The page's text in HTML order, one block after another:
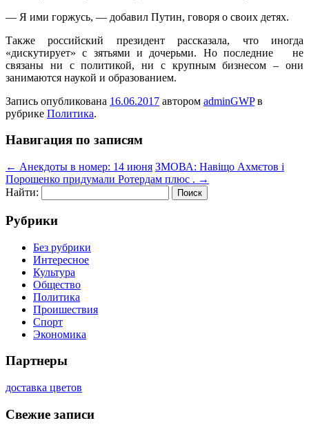
— Я ими горжусь, — добавил Путин, говоря о своих детях.
Также российский президент рассказала, что иногда
«дискутирует» с зятьями и дочерьми. Но последние не
связаны ни с политикой, ни с крупным бизнесом – они
занимаются наукой и образованием.
Запись опубликована 16.06.2017 автором adminGWPв
рубрике Политика.
Навигация по записям
← Анекдоты в номер: 14 июня ЗМОВА: Навіщо Ахмєтов і
Порошенко придумали Ротердам плюс . →
Найти:
Рубрики
Без рубрики
Интересное
Культура
Общество
Политика
Проишествия
Спорт
Экономика
Партнеры
доставка цветов
Свежие записи